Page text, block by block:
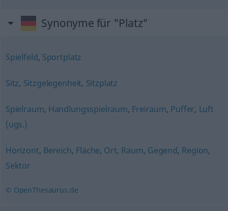
Synonyme für "Platz"
Spielfeld, Sportplatz
Sitz, Sitzgelegenheit, Sitzplatz
Spielraum, Handlungsspielraum, Freiraum, Puffer, Luft
(ugs.)
Horizont, Bereich, Fläche, Ort, Raum, Gegend, Region,
Sektor
© OpenThesaurus.de